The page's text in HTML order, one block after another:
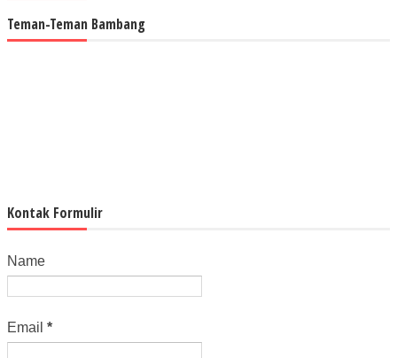
Teman-Teman Bambang
Kontak Formulir
Name
Email *